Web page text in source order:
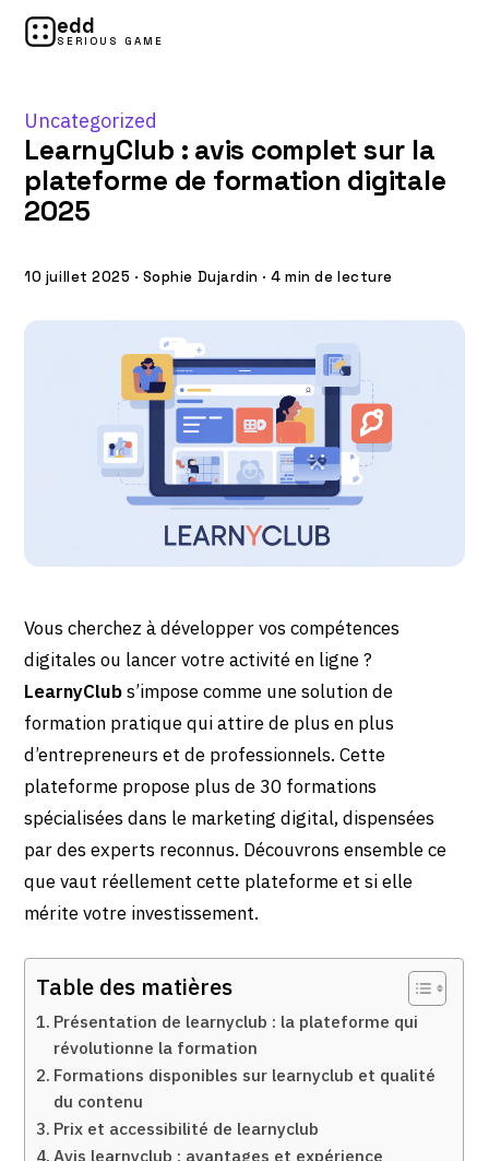
edd
SERIOUS GAME
Uncategorized
LearnyClub : avis complet sur la
plateforme de formation digitale
2025
10 juillet 2025 · Sophie Dujardin · 4 min de lecture
Vous cherchez à développer vos compétences
digitales ou lancer votre activité en ligne ?
LearnyClubs’impose comme une solution de
formation pratique qui attire de plus en plus
d’entrepreneurs et de professionnels. Cette
plateforme propose plus de 30 formations
spécialisées dans le marketing digital, dispensées
par des experts reconnus. Découvrons ensemble ce
que vaut réellement cette plateforme et si elle
mérite votre investissement.
Table des matières
Présentation de learnyclub : la plateforme qui
révolutionne la formation
Formations disponibles sur learnyclub et qualité
du contenu
Prix et accessibilité de learnyclub
Avis learnyclub : avantages et expérience